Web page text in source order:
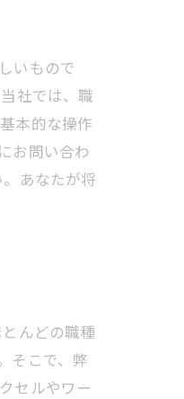
いもので
社では、職
本的な操作
お問い合わ
あなたが将
んどの職種
そこで、弊
セルやワー